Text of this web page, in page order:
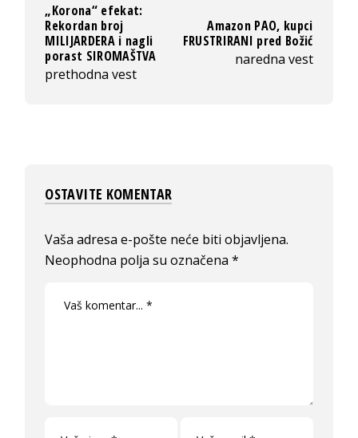
„Korona“ efekat:
Rekordan broj
MILIJARDERA i nagli
porast SIROMAŠTVA
prethodna vest
Amazon PAO, kupci
FRUSTRIRANI pred Božić
naredna vest
OSTAVITE KOMENTAR
Vaša adresa e-pošte neće biti objavljena.
Neophodna polja su označena*